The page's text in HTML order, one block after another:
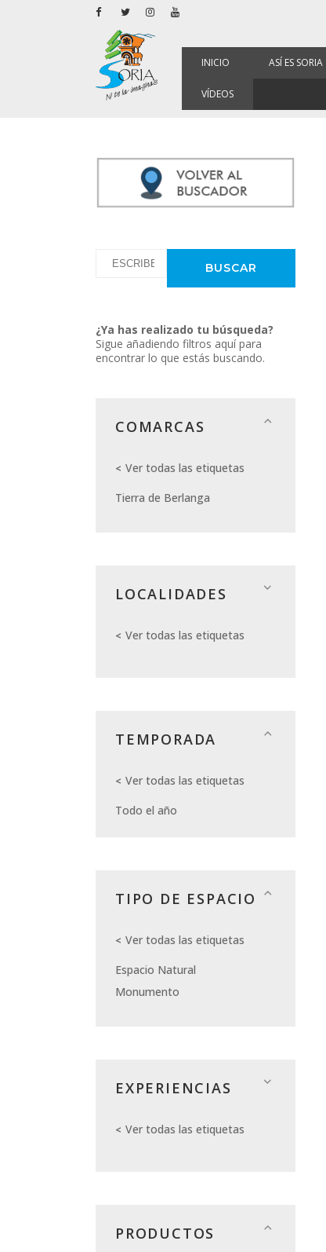
INICIO ASÍ ES SORIA
VÍDEOS
¿Ya has realizado tu búsqueda?
Sigue añadiendo filtros aquí para
encontrar lo que estás buscando.
COMARCAS
Ver todas las etiquetas
Tierra de Berlanga
LOCALIDADES
Ver todas las etiquetas
TEMPORADA
Ver todas las etiquetas
Todo el año
TIPO DE ESPACIO
Ver todas las etiquetas
Espacio Natural
Monumento
EXPERIENCIAS
Ver todas las etiquetas
PRODUCTOS